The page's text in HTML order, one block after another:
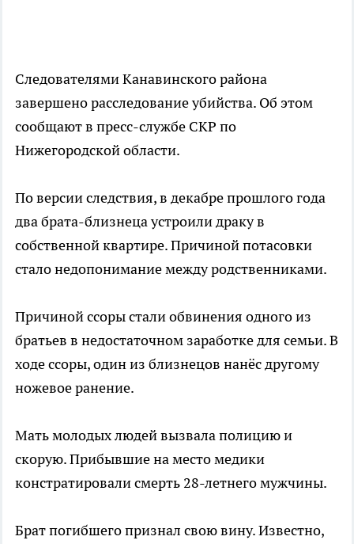
Следователями Канавинского района
завершено расследование убийства. Об этом
сообщают в пресс-службе СКР по
Нижегородской области.
По версии следствия, в декабре прошлого года
два брата-близнеца устроили драку в
собственной квартире. Причиной потасовки
стало недопонимание между родственниками.
Причиной ссоры стали обвинения одного из
братьев в недостаточном заработке для семьи. В
ходе ссоры, один из близнецов нанёс другому
ножевое ранение.
Мать молодых людей вызвала полицию и
скорую. Прибывшие на место медики
констратировали смерть 28-летнего мужчины.
Брат погибшего признал свою вину. Известно,